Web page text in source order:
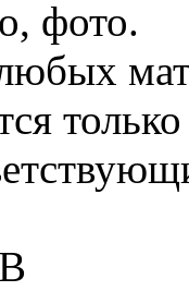
фото.